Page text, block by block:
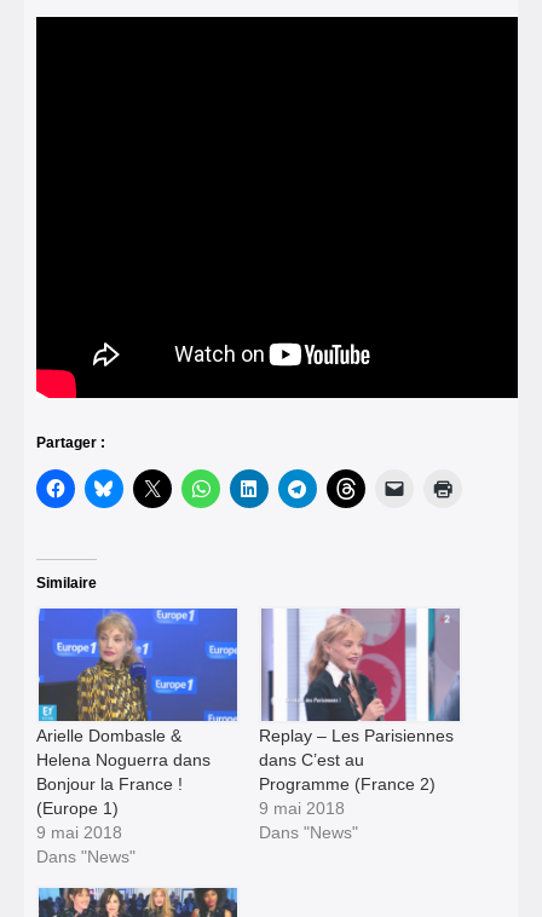
Partager :
Similaire
Arielle Dombasle &
Helena Noguerra dans
Bonjour la France !
(Europe 1)
9 mai 2018
Dans "News"
Replay – Les Parisiennes
dans C’est au
Programme (France 2)
9 mai 2018
Dans "News"